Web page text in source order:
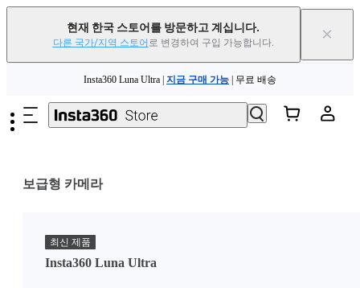
현재 한국 스토어를 방문하고 계십니다.
다른 국가/지역 스토어 로 변경하여 구입 가능합니다. ×
Insta360 Luna Ultra | 지금 구매 가능 | 무료 배송
Insta360 Luna Ultra | | 무료 배송
보급형 카메라
최신 제품
Insta360 Luna Ultra